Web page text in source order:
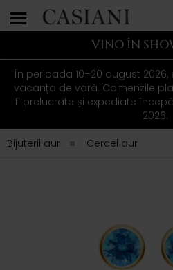
VINO ÎN
În perioada 10–20 august
vacanța de vară. Comenzile
fi prelucrate și expediate
2026.
Bijuterii aur
Cercei aur